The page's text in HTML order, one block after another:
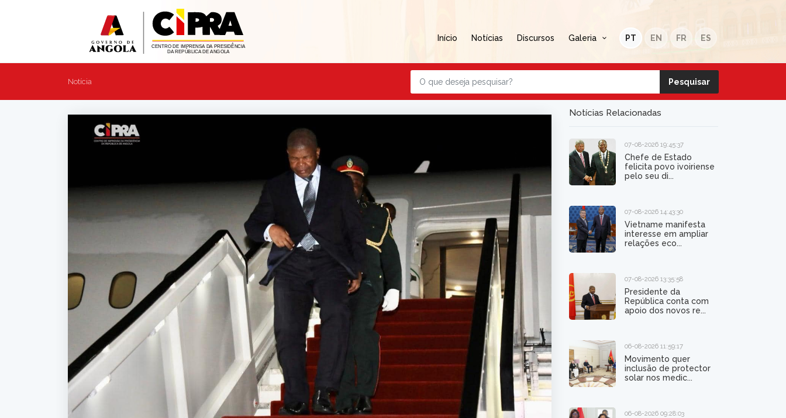
Início Notícias Discursos Galeria PT EN FR ES
Notícia
Notícias Relacionadas
07-08-2026 19:45:37
Chefe de Estado
felicita povo ivoiriense
pelo seu di...
07-08-2026 14:43:30
Vietname manifesta
interesse em ampliar
relações eco...
07-08-2026 13:35:58
Presidente da
República conta com
apoio dos novos re...
06-08-2026 11:59:17
Movimento quer
inclusão de protector
solar nos medic...
06-08-2026 09:28:03